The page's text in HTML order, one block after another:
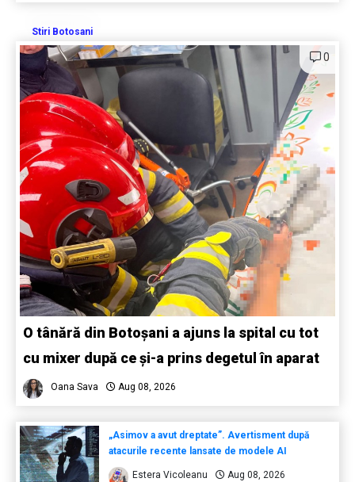
Stiri Botosani
0
O tânără din Botoșani a ajuns la spital cu tot
cu mixer după ce și-a prins degetul în aparat
Oana Sava Aug 08, 2026
„Asimov a avut dreptate”. Avertisment după
atacurile recente lansate de modele AI
Estera Vicoleanu Aug 08, 2026